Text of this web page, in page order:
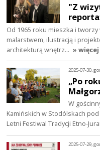
"Z
Od 1965 roku mieszka i
malarstwem, ilustracją i
architekturą wnętrz… » więcej
2025-07-30,
„Po
W
Kamińskich w Stodólskach
Letni Festiwal Tradycji Etno-
2025-07-29,